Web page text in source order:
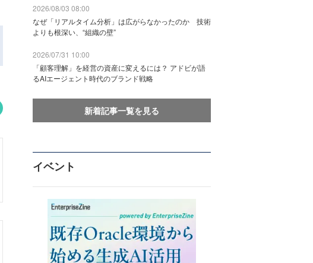
2026/08/03 08:00
なぜ「リアルタイム分析」は広がらなかったのか 技術
よりも根深い、“組織の壁”
2026/07/31 10:00
「顧客理解」を経営の資産に変えるには？ アドビが語
るAIエージェント時代のブランド戦略
新着記事一覧を見る
イベント